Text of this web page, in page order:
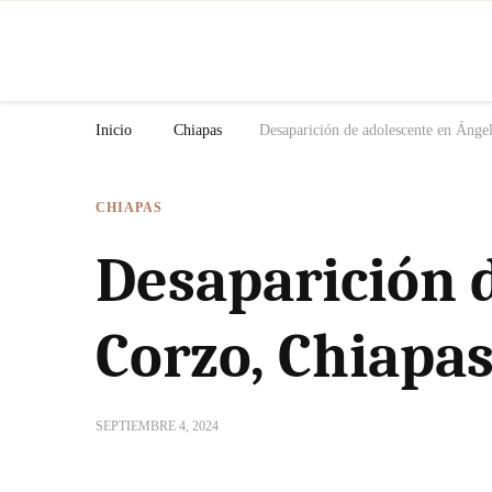
Inicio Chiapas Desaparición de adolescente en
CHIAPAS
Desaparición
Corzo, Chiapas
SEPTIEMBRE 4, 2024